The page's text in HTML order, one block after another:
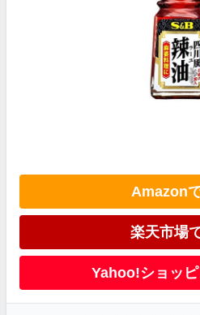
Amazon
楽天市場
Yahoo!ショッ